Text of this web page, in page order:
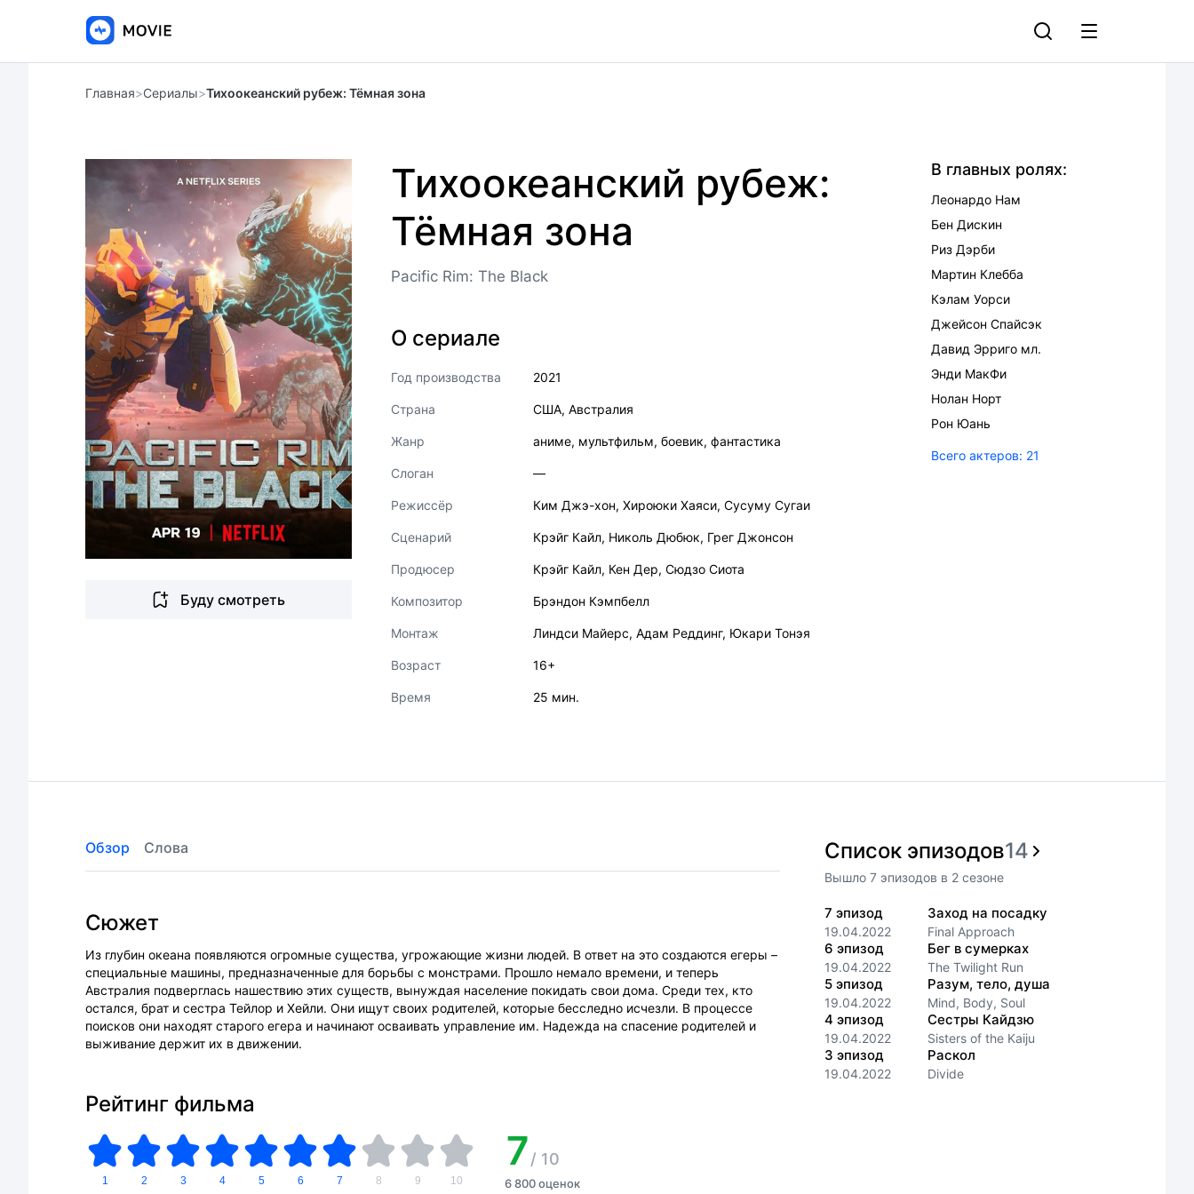
Главная>Сериалы>Тихоокеанский рубеж: Тёмная зона
Буду смотреть
Тихоокеанский рубеж:
Тёмная зона
Pacific Rim: The Black
О сериале
Год производства 2021
Страна США, Австралия
Жанр аниме, мультфильм, боевик, фантастика
Слоган —
Режиссёр Ким Джэ-хон, Хироюки Хаяси, Сусуму Сугаи
Сценарий Крэйг Кайл, Николь Дюбюк, Грег Джонсон
Продюсер Крэйг Кайл, Кен Дер, Сюдзо Сиота
Композитор Брэндон Кэмпбелл
Монтаж Линдси Майерс, Адам Реддинг, Юкари Тонэя
Возраст 16+
Время 25 мин.
В главных ролях:
Леонардо Нам
Бен Дискин
Риз Дэрби
Мартин Клебба
Кэлам Уорси
Джейсон Спайсэк
Давид Эрриго мл.
Энди МакФи
Нолан Норт
Рон Юань
Всего актеров: 21
Обзор Слова
Сюжет
Из глубин океана появляются огромные существа, угрожающие жизни людей. В ответ на это создаются егеры –
специальные машины, предназначенные для борьбы с монстрами. Прошло немало времени, и теперь
Австралия подверглась нашествию этих существ, вынуждая население покидать свои дома. Среди тех, кто
остался, брат и сестра Тейлор и Хейли. Они ищут своих родителей, которые бесследно исчезли. В процессе
поисков они находят старого егера и начинают осваивать управление им. Надежда на спасение родителей и
выживание держит их в движении.
Рейтинг фильма
1 2 3 4 5 6 7 8 9 10
7/ 10
6 800 оценок
Список эпизодов14
Вышло 7 эпизодов в 2 сезоне
7 эпизод
19.04.2022
Заход на посадку
Final Approach
6 эпизод
19.04.2022
Бег в сумерках
The Twilight Run
5 эпизод
19.04.2022
Разум, тело, душа
Mind, Body, Soul
4 эпизод
19.04.2022
Сестры Кайдзю
Sisters of the Kaiju
3 эпизод
19.04.2022
Раскол
Divide